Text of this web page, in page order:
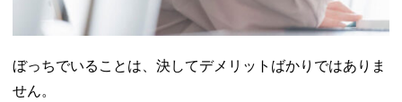
ぼっちでいることは、決してデメリットばかりではありま
せん。